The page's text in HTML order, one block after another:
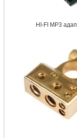
HI-FI MP3